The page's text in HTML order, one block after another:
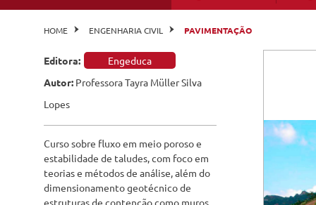
Agronomia
Arquitetura
Biologia e Ecologia
Engenharia Civil
Engenharia de Minas
Geologia
Ficção
Estruturas
Concreto
Construção
Patologia
e
Hidráulica
Barragens
Pavimentação
Saneamento
HOME ENGENHARIA CIVIL PAVIMENTAÇÃO
Editora:
Engeduca
Autor: Professora Tayra Müller Silva
Lopes
Curso sobre fluxo em meio poroso e
estabilidade de taludes, com foco em
teorias e métodos de análise, além do
dimensionamento geotécnico de
estruturas de contenção como muros